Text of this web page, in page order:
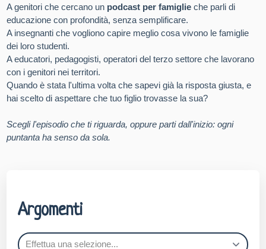
A genitori che cercano un podcast per famiglie che parli di
educazione con profondità, senza semplificare.
A insegnanti che vogliono capire meglio cosa vivono le famiglie
dei loro studenti.
A educatori, pedagogisti, operatori del terzo settore che lavorano
con i genitori nei territori.
Quando è stata l'ultima volta che sapevi già la risposta giusta, e
hai scelto di aspettare che tuo figlio trovasse la sua?
Scegli l'episodio che ti riguarda, oppure parti dall'inizio: ogni
puntanta ha senso da sola.
Argomenti